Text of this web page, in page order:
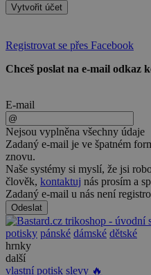
Vytvořit účet
Registrovat se přes Facebook
Chceš poslat na e-mail odkaz
E-mail
Nejsou vyplněna všechny údaje
Zadaný e-mail je ve špatném
znovu.
Naše systémy si myslí, že jsi
člověk, kontaktuj nás prosím a
Zadaný e-mail u nás není
Odeslat
potisky pánské dámské dětské
hrnky
další
vlastní potisk slevy 🔥